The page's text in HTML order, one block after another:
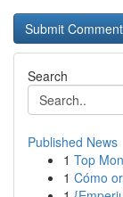
Search
Published News
1 Top
1 Cómo